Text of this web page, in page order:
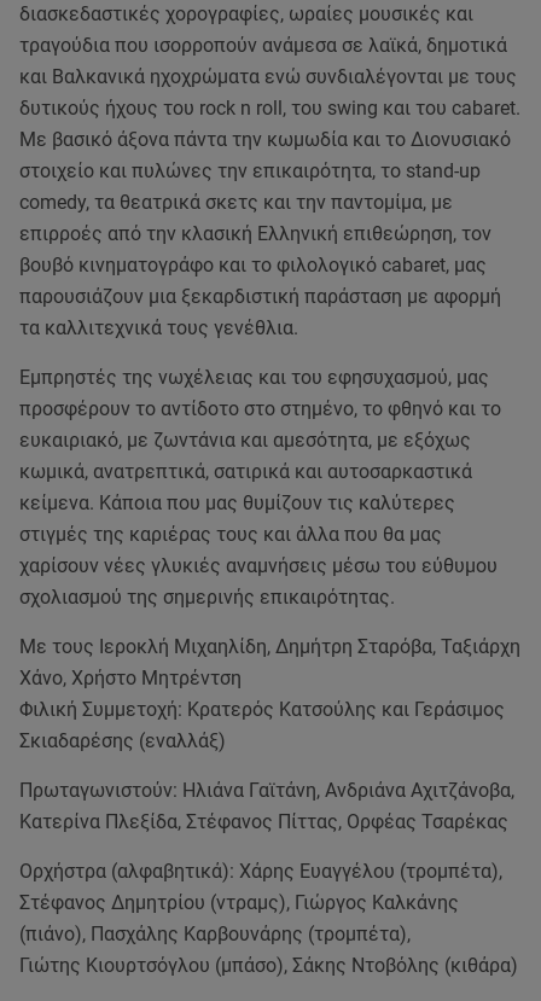
διασκεδαστικές χορογραφίες, ωραίες μουσικές και
τραγούδια που ισορροπούν ανάμεσα σε λαϊκά, δημοτικά
και Βαλκανικά ηχοχρώματα ενώ συνδιαλέγονται με τους
δυτικούς ήχους του rock n roll, του swing και του cabaret.
Με βασικό άξονα πάντα την κωμωδία και το Διονυσιακό
στοιχείο και πυλώνες την επικαιρότητα, το stand-up
comedy, τα θεατρικά σκετς και την παντομίμα, με
επιρροές από την κλασική Ελληνική επιθεώρηση, τον
βουβό κινηματογράφο και το φιλολογικό cabaret, μας
παρουσιάζουν μια ξεκαρδιστική παράσταση με αφορμή
τα καλλιτεχνικά τους γενέθλια.
Εμπρηστές της νωχέλειας και του εφησυχασμού, μας
προσφέρουν το αντίδοτο στο στημένο, το φθηνό και το
ευκαιριακό, με ζωντάνια και αμεσότητα, με εξόχως
κωμικά, ανατρεπτικά, σατιρικά και αυτοσαρκαστικά
κείμενα. Κάποια που μας θυμίζουν τις καλύτερες
στιγμές της καριέρας τους και άλλα που θα μας
χαρίσουν νέες γλυκιές αναμνήσεις μέσω του εύθυμου
σχολιασμού της σημερινής επικαιρότητας.
Με τους Ιεροκλή Μιχαηλίδη, Δημήτρη Σταρόβα, Ταξιάρχη
Χάνο, Χρήστο Μητρέντση
Φιλική Συμμετοχή: Κρατερός Κατσούλης και Γεράσιμος
Σκιαδαρέσης (εναλλάξ)
Πρωταγωνιστούν: Ηλιάνα Γαϊτάνη, Ανδριάνα Αχιτζάνοβα,
Κατερίνα Πλεξίδα, Στέφανος Πίττας, Ορφέας Τσαρέκας
Ορχήστρα (αλφαβητικά): Χάρης Ευαγγέλου (τρομπέτα),
Στέφανος Δημητρίου (ντραμς), Γιώργος Καλκάνης
(πιάνο), Πασχάλης Καρβουνάρης (τρομπέτα),
Γιώτης Κιουρτσόγλου (μπάσο), Σάκης Ντοβόλης (κιθάρα)